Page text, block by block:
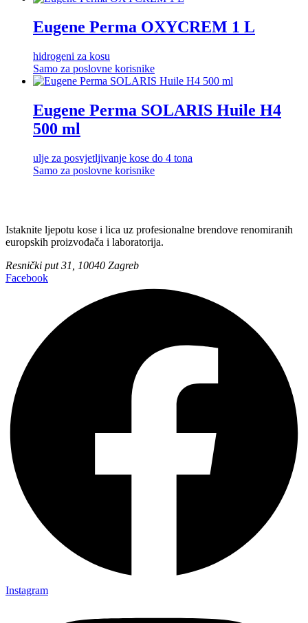
Eugene Perma OXYCREM 1 L
hidrogeni za kosu
Samo za poslovne korisnike
Eugene Perma SOLARIS Huile H4
500 ml
ulje za posvjetljivanje kose do 4 tona
Samo za poslovne korisnike
Istaknite ljepotu kose i lica uz profesionalne brendove renomiranih
europskih proizvođača i laboratorija.
Resnički put 31, 10040 Zagreb
Facebook
Instagram